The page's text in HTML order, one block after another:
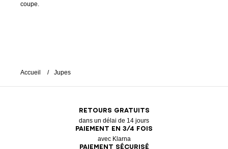
coupe.
Accueil Jupes
RETOURS GRATUITS
dans un délai de 14 jours
PAIEMENT EN 3/4 FOIS
avec Klarna
PAIEMENT SÉCURISÉ